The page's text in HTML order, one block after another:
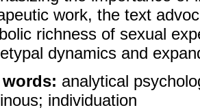
work, the text
richness of sexual
dynamics and
words: analytical
individuation